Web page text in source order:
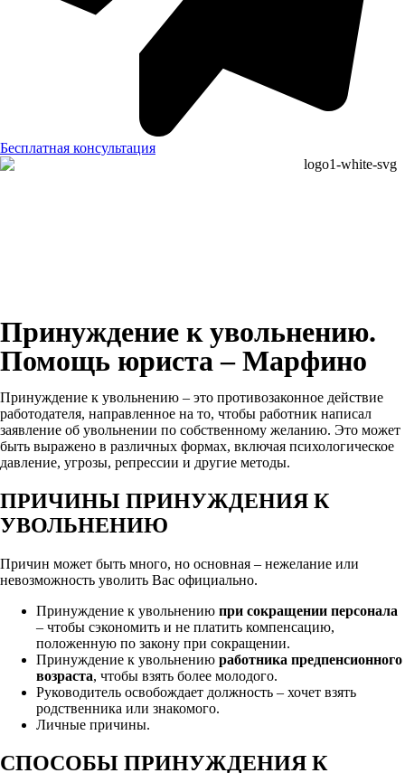
Бесплатная консультация
Принуждение к увольнению.
Помощь юриста – Марфино
Принуждение к увольнению – это противозаконное действие
работодателя, направленное на то, чтобы работник написал
заявление об увольнении по собственному желанию. Это может
быть выражено в различных формах, включая психологическое
давление, угрозы, репрессии и другие методы.
ПРИЧИНЫ ПРИНУЖДЕНИЯ К
УВОЛЬНЕНИЮ
Причин может быть много, но основная – нежелание или
невозможность уволить Вас официально.
Принуждение к увольнению при сокращении персонала
– чтобы сэкономить и не платить компенсацию,
положенную по закону при сокращении.
Принуждение к увольнению работника предпенсионного
возраста, чтобы взять более молодого.
Руководитель освобождает должность – хочет взять
родственника или знакомого.
Личные причины.
СПОСОБЫ ПРИНУЖДЕНИЯ К